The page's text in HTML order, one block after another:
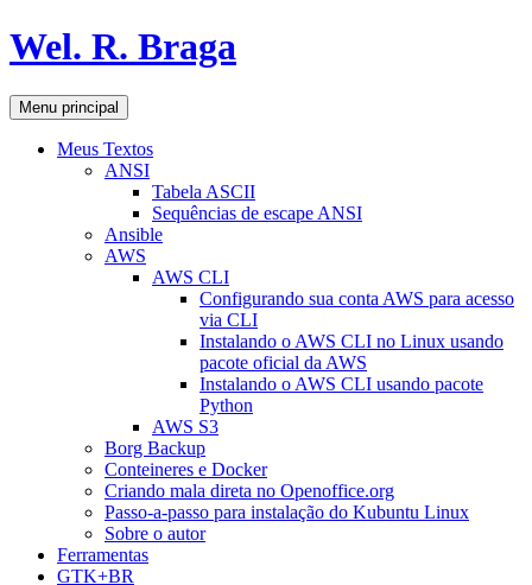
Pular
para
conteúdo
Wel. R. Braga
Pesquisar
Menu principal
Meus Textos
ANSI
Tabela ASCII
Sequências de escape ANSI
Ansible
AWS
AWS CLI
Configurando sua conta AWS para acesso
via CLI
Instalando o AWS CLI no Linux usando
pacote oficial da AWS
Instalando o AWS CLI usando pacote
Python
AWS S3
Borg Backup
Conteineres e Docker
Criando mala direta no Openoffice.org
Passo-a-passo para instalação do Kubuntu Linux
Sobre o autor
Ferramentas
GTK+BR